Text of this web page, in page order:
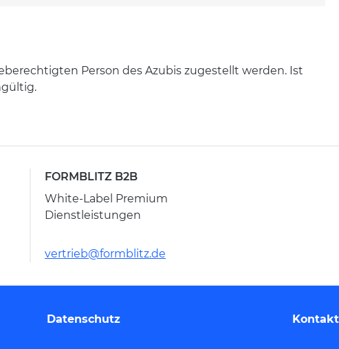
Person des Azubis zugestellt werden. Ist
FORMBLITZ B2B
White-Label Premium
Dienstleistungen
vertrieb@formblitz.de
Datenschutz Kontakt